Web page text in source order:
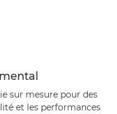
sur mesure pour des
et les performances